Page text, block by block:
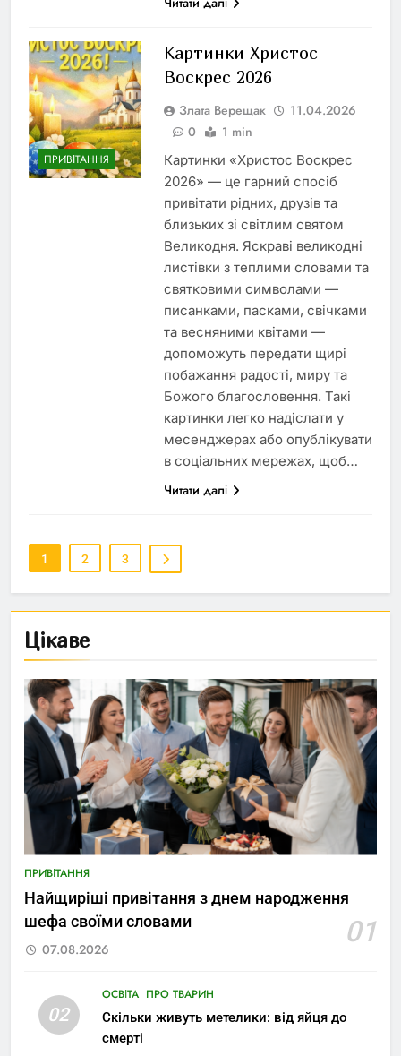
ПРИВІТАННЯ
Картинки Христос
Воскрес 2026
Злата Верещак
11.04.2026
0
1 min
Картинки «Христос Воскрес
2026» — це гарний спосіб
привітати рідних, друзів та
близьких зі світлим святом
Великодня. Яскраві великодні
листівки з теплими словами та
святковими символами —
писанками, пасками, свічками
та весняними квітами —
допоможуть передати щирі
побажання радості, миру та
Божого благословення. Такі
картинки легко надіслати у
месенджерах або опублікувати
в соціальних мережах, щоб…
Читати далі
1 2 3
Цікаве
ПРИВІТАННЯ
Найщиріші привітання з днем народження
шефа своїми словами
01
07.08.2026
02
ОСВІТА ПРО ТВАРИН
Скільки живуть метелики: від яйця до
смерті